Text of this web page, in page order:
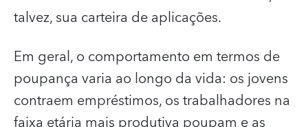
talvez, sua carteira de aplicações.
Em geral, o comportamento em termos de
poupança varia ao longo da vida: os jovens
contraem empréstimos, os trabalhadores na